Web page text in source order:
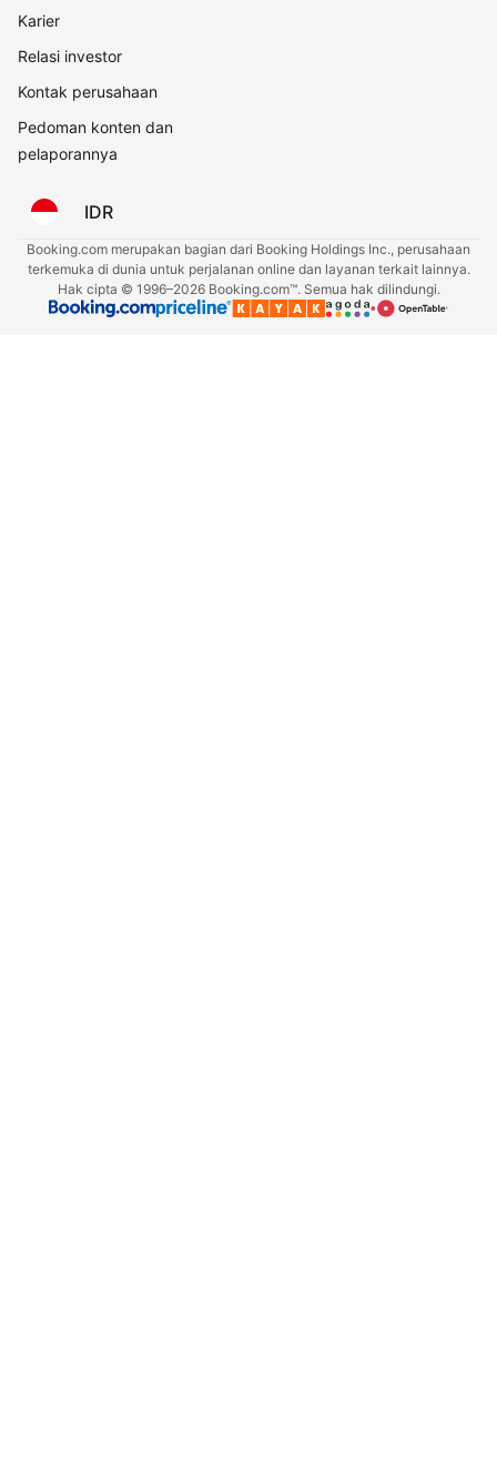
Karier
Relasi investor
Kontak perusahaan
Pedoman konten dan
pelaporannya
IDR
Booking.com merupakan bagian dari Booking Holdings Inc., perusahaan
terkemuka di dunia untuk perjalanan online dan layanan terkait lainnya.
Hak cipta © 1996–2026 Booking.com™. Semua hak dilindungi.